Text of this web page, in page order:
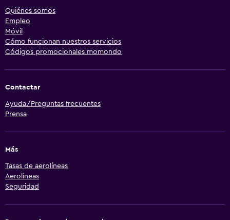
Quiénes somos
Empleo
Móvil
Cómo funcionan nuestros servicios
Códigos promocionales momondo
Contactar
Ayuda/Preguntas frecuentes
Prensa
Más
Tasas de aerolíneas
Aerolíneas
Seguridad